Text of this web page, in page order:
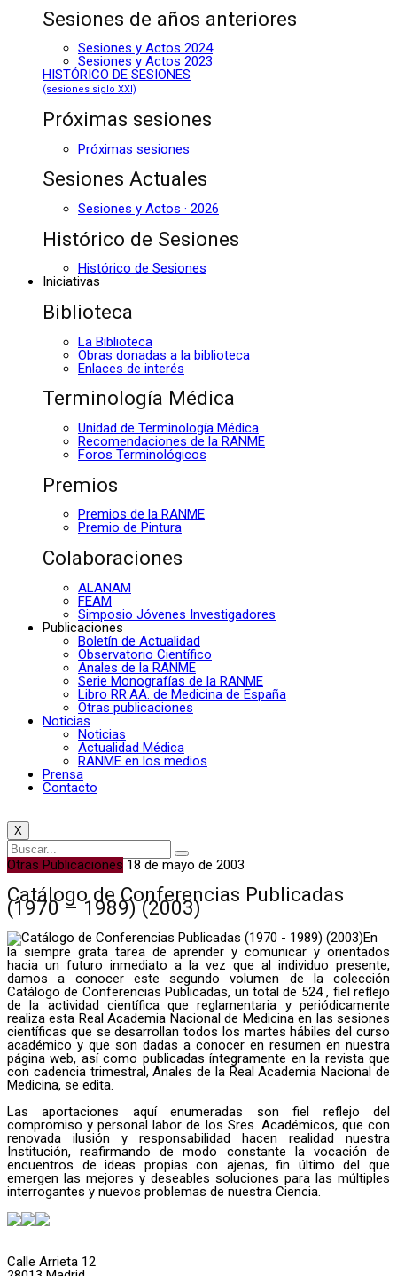
Sesiones de años anteriores
Sesiones y Actos 2024
Sesiones y Actos 2023
HISTÓRICO DE SESIONES
(sesiones siglo XXI)
Próximas sesiones
Próximas sesiones
Sesiones Actuales
Sesiones y Actos · 2026
Histórico de Sesiones
Histórico de Sesiones
Iniciativas
Biblioteca
La Biblioteca
Obras donadas a la biblioteca
Enlaces de interés
Terminología Médica
Unidad de Terminología Médica
Recomendaciones de la RANME
Foros Terminológicos
Premios
Premios de la RANME
Premio de Pintura
Colaboraciones
ALANAM
FEAM
Simposio Jóvenes Investigadores
Publicaciones
Boletín de Actualidad
Observatorio Científico
Anales de la RANME
Serie Monografías de la RANME
Libro RR.AA. de Medicina de España
Otras publicaciones
Noticias
Noticias
Actualidad Médica
RANME en los medios
Prensa
Contacto
X
Otras Publicaciones 18 de mayo de 2003
Catálogo de Conferencias Publicadas
(1970 – 1989) (2003)
En
la siempre grata tarea de aprender y comunicar y orientados
hacia un futuro inmediato a la vez que al individuo presente,
damos a conocer este segundo volumen de la colección
Catálogo de Conferencias Publicadas, un total de 524 , fiel reflejo
de la actividad científica que reglamentaria y periódicamente
realiza esta Real Academia Nacional de Medicina en las sesiones
científicas que se desarrollan todos los martes hábiles del curso
académico y que son dadas a conocer en resumen en nuestra
página web, así como publicadas íntegramente en la revista que
con cadencia trimestral, Anales de la Real Academia Nacional de
Medicina, se edita.
Las aportaciones aquí enumeradas son fiel reflejo del
compromiso y personal labor de los Sres. Académicos, que con
renovada ilusión y responsabilidad hacen realidad nuestra
Institución, reafirmando de modo constante la vocación de
encuentros de ideas propias con ajenas, fin último del que
emergen las mejores y deseables soluciones para las múltiples
interrogantes y nuevos problemas de nuestra Ciencia.
Calle Arrieta 12